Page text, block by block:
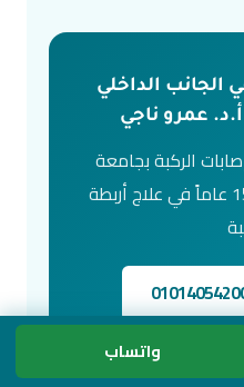
الجانب الداخلي
عمرو ناجي
الركبة بجامعة
عين شمس — خبرة +15 عاماً في علاج أربطة
واتساب